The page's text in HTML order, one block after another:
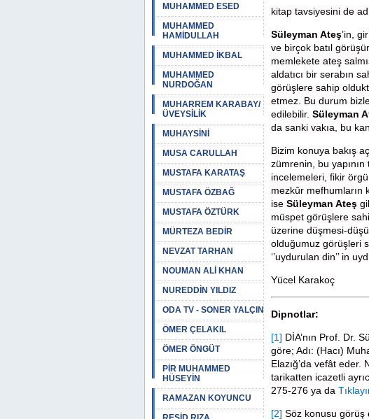
MUHAMMED ESED
MUHAMMED
HAMİDULLAH
MUHAMMED İKBAL
MUHAMMED
NURDOĞAN
MUHARREM KARABAY/
ÜVEYSİLİK
MUHAYSİNİ
MUSA CARULLAH
MUSTAFA KARATAŞ
MUSTAFA ÖZBAĞ
MUSTAFA ÖZTÜRK
MÜRTEZA BEDİR
NEVZAT TARHAN
NOUMAN ALİ KHAN
NUREDDİN YILDIZ
ODA TV - SONER YALÇIN
ÖMER ÇELAKIL
ÖMER ÖNGÜT
PİR MUHAMMED
HÜSEYİN
RAMAZAN KOYUNCU
kitap tavsiyesini de
Süleyman Ateş’in,
ve birçok batıl
memlekete ateş
aldatıcı bir serabın
görüşlere sahip
etmez. Bu durum
edilebilir. Süleyman
da sanki vakıa, bu
Bizim konuya bakış
zümrenin, bu
incelemeleri, fikir
mezkûr mefhumların
ise Süleyman Ateş
müspet görüşlere
üzerine düşmesi-
olduğumuz görüşleri
‘’uydurulan din’’ in
Yücel Karakoç
Dipnotlar:
[1] DİA’nın Prof. Dr.
göre; Adı: (Hacı)
Elazığ’da vefât
tarikatten icazetli
275-276 ya da
[2] Söz konusu görüş